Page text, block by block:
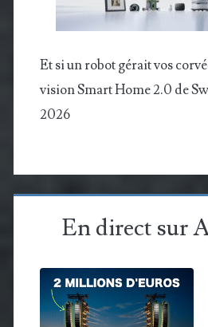
Et si un robot gérait vos
vision Smart Home 2.0 de
2026
En direct sur